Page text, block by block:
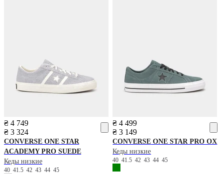
₴ 4 749
₴ 3 324
CONVERSE ONE STAR
ACADEMY PRO SUEDE
Кеды низкие
40 41.5 42 43 44 45
₴ 4 499
₴ 3 149
CONVERSE ONE STAR PRO OX
Кеды низкие
4041.542434445